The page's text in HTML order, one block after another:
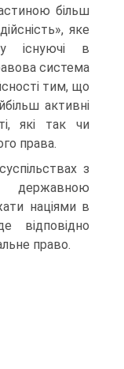
більш
яке
існуючі в
система
тим, що
активні
які так чи
права.
з
державною
націями в
відповідно
право.